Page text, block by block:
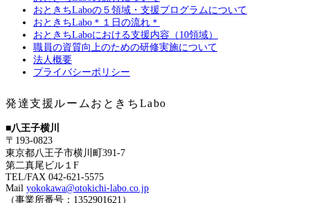
おときちLaboの５領域・支援プログラムについて
おときちLabo＊１日の流れ＊
おときちLaboにおける支援内容（10領域）
職員の資質向上のための研修実施について
法人概要
プライバシーポリシー
発達支援ルームおときちLabo
■八王子横川
〒193-0823
東京都八王子市横川町391-7
第二真尾ビル１F
TEL/FAX 042-621-5575
Mail yokokawa@otokichi-labo.co.jp
（事業所番号：1352901621）